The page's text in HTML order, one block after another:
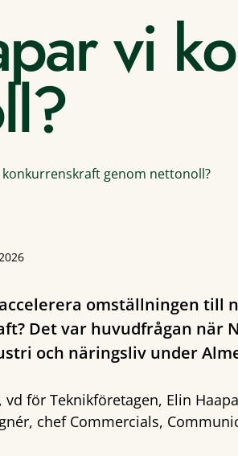
vi
konkurrenskraft genom nettonoll?
omställningen till
Det var huvudfrågan när
och näringsliv under
vd för Teknikföretagen, Elin
chef Commercials,